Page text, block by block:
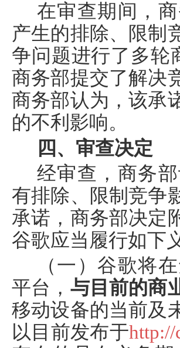
在审查期间，
产生的排除、限制
争问题进行了多轮
商务部提交了解决
商务部认为，该承
的不利影响。
四、审查决定
经审查，商务
有排除、限制竞争
承诺，商务部决定
谷歌应当履行如下
（一）谷歌将
平台， 与目前的商
移动设备的当前及
以目前发布于http://